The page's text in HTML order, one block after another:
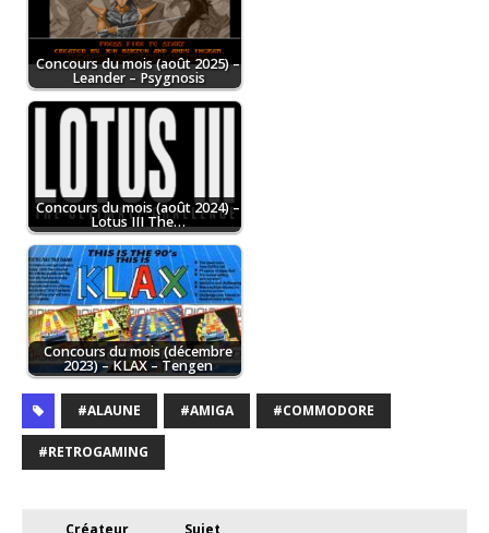
Concours du mois (août 2025) –
Leander – Psygnosis
Concours du mois (août 2024) –
Lotus III The…
Concours du mois (décembre
2023) – KLAX – Tengen
#ALAUNE #AMIGA #COMMODORE
#RETROGAMING